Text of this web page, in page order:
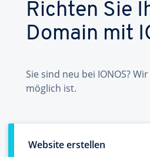
Richten Sie
Domain mit
Sie sind neu bei IONOS?
möglich ist.
Website erstellen